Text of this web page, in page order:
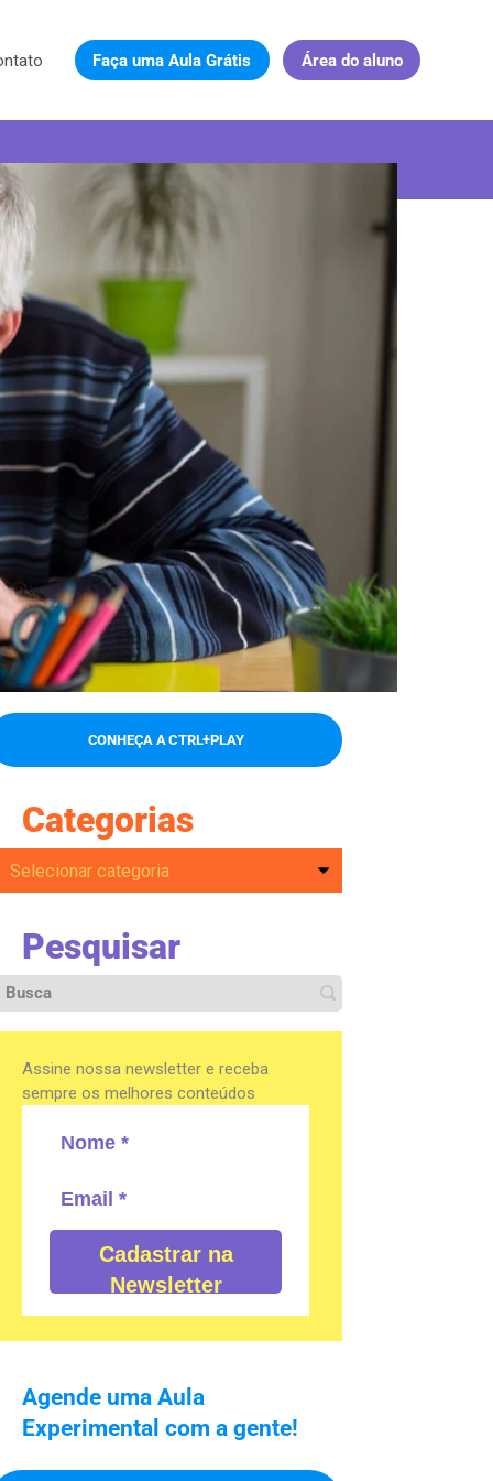
Faça uma Aula Grátis Área do aluno
CONHEÇA A CTRL+PLAY
Categorias
Pesquisar
Assine nossa newsletter e receba
sempre os melhores conteúdos
Cadastrar na
Newsletter
Agende uma Aula
Experimental com a gente!